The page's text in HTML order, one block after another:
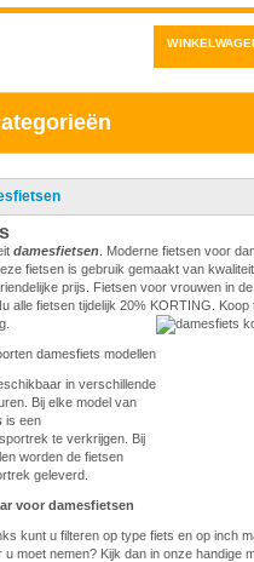
damesfietsen . Moderne fietsen voor
fietsen is gebruik gemaakt van
prijs. Fietsen voor vrouwen in de
alle fietsen tijdelijk 20% KORTING.
damesfiets modellen
in verschillende
Bij elke model van
is een
te verkrijgen. Bij
worden de fietsen
geleverd.
voor damesfietsen
kunt u filteren op type fiets en op inch
u moet nemen? Kijk dan in onze handige